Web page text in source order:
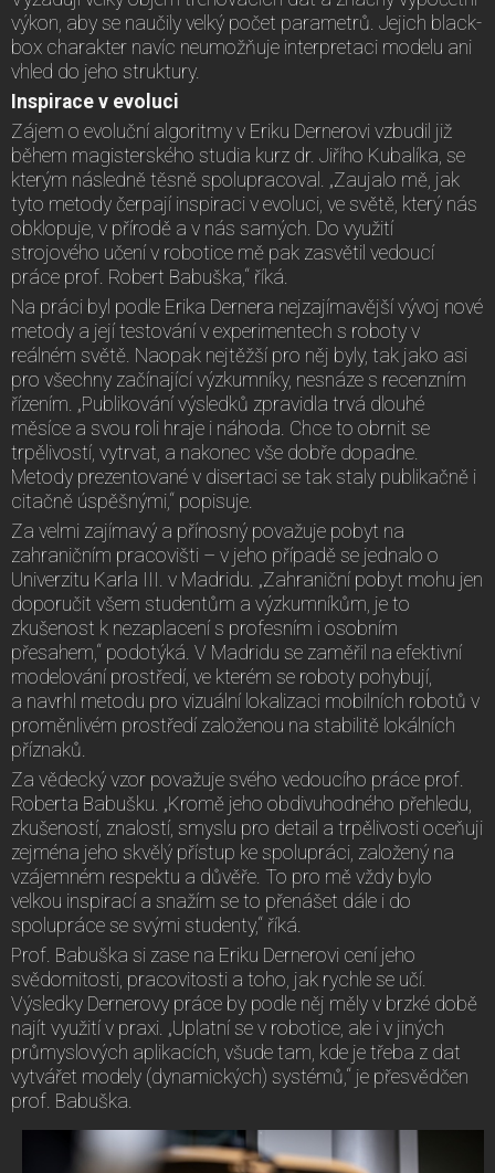
výkon, aby se naučily velký počet parametrů. Jejich black-
box charakter navíc neumožňuje interpretaci modelu ani
vhled do jeho struktury.
Inspirace v evoluci
Zájem o evoluční algoritmy v Eriku Dernerovi vzbudil již
během magisterského studia kurz dr. Jiřího Kubalíka, se
kterým následně těsně spolupracoval. „Zaujalo mě, jak
tyto metody čerpají inspiraci v evoluci, ve světě, který nás
obklopuje, v přírodě a v nás samých. Do využití
strojového učení v robotice mě pak zasvětil vedoucí
práce prof. Robert Babuška,“ říká.
Na práci byl podle Erika Dernera nejzajímavější vývoj nové
metody a její testování v experimentech s roboty v
reálném světě. Naopak nejtěžší pro něj byly, tak jako asi
pro všechny začínající výzkumníky, nesnáze s recenzním
řízením. „Publikování výsledků zpravidla trvá dlouhé
měsíce a svou roli hraje i náhoda. Chce to obrnit se
trpělivostí, vytrvat, a nakonec vše dobře dopadne.
Metody prezentované v disertaci se tak staly publikačně i
citačně úspěšnými,“ popisuje.
Za velmi zajímavý a přínosný považuje pobyt na
zahraničním pracovišti – v jeho případě se jednalo o
Univerzitu Karla III. v Madridu. „Zahraniční pobyt mohu jen
doporučit všem studentům a výzkumníkům, je to
zkušenost k nezaplacení s profesním i osobním
přesahem,“ podotýká. V Madridu se zaměřil na efektivní
modelování prostředí, ve kterém se roboty pohybují,
a navrhl metodu pro vizuální lokalizaci mobilních robotů v
proměnlivém prostředí založenou na stabilitě lokálních
příznaků.
Za vědecký vzor považuje svého vedoucího práce prof.
Roberta Babušku. „Kromě jeho obdivuhodného přehledu,
zkušeností, znalostí, smyslu pro detail a trpělivosti oceňuji
zejména jeho skvělý přístup ke spolupráci, založený na
vzájemném respektu a důvěře. To pro mě vždy bylo
velkou inspirací a snažím se to přenášet dále i do
spolupráce se svými studenty,“ říká.
Prof. Babuška si zase na Eriku Dernerovi cení jeho
svědomitosti, pracovitosti a toho, jak rychle se učí.
Výsledky Dernerovy práce by podle něj měly v brzké době
najít využití v praxi. „Uplatní se v robotice, ale i v jiných
průmyslových aplikacích, všude tam, kde je třeba z dat
vytvářet modely (dynamických) systémů,“ je přesvědčen
prof. Babuška.